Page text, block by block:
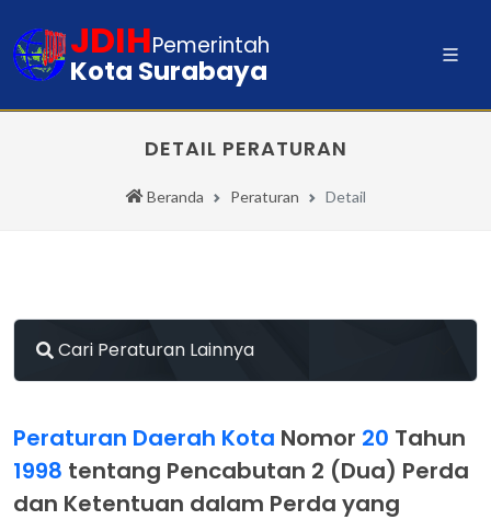
JDIHPemerintah
Kota Surabaya
DETAIL PERATURAN
Beranda Peraturan Detail
Cari Peraturan Lainnya
Peraturan Daerah Kota Nomor 20 Tahun
1998 tentang Pencabutan 2 (Dua) Perda
dan Ketentuan dalam Perda yang